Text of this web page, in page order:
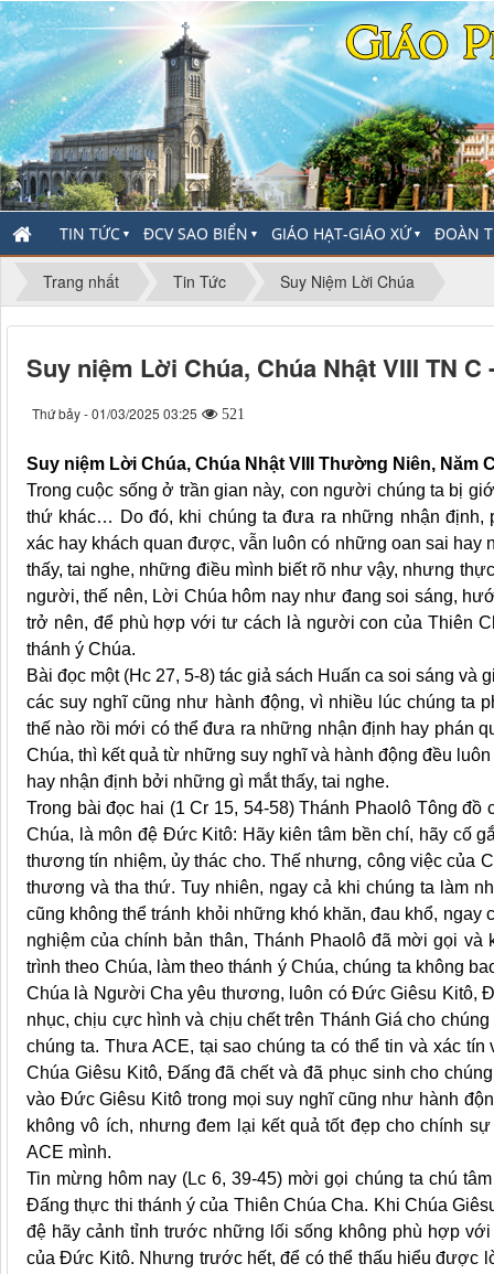
TIN TỨC ▼ ĐCV SAO BIỂN ▼ GIÁO HẠT-GIÁO XỨ▼ ĐOÀN
Trang nhất Tin Tức Suy Niệm Lời Chúa
Suy niệm Lời Chúa, Chúa Nhật VIII TN C
Thứ bảy - 01/03/2025 03:25 521
Suy niệm Lời Chúa, Chúa Nhật VIII Thường Niên, Năm
Trong cuộc sống ở trần gian này, con người chúng ta bị
thứ khác… Do đó, khi chúng ta đưa ra những nhận định,
xác hay khách quan được, vẫn luôn có những oan sai
thấy, tai nghe, những điều mình biết rõ như vậy, nhưng
người, thế nên, Lời Chúa hôm nay như đang soi sáng,
trở nên, để phù hợp với tư cách là người con của Thiên
thánh ý Chúa.
Bài đọc một (Hc 27, 5-8) tác giả sách Huấn ca soi sáng và
các suy nghĩ cũng như hành động, vì nhiều lúc chúng ta
thế nào rồi mới có thể đưa ra những nhận định hay phán
Chúa, thì kết quả từ những suy nghĩ và hành động đều
hay nhận định bởi những gì mắt thấy, tai nghe.
Trong bài đọc hai (1 Cr 15, 54-58) Thánh Phaolô Tông
Chúa, là môn đệ Đức Kitô: Hãy kiên tâm bền chí, hãy cố
thương tín nhiệm, ủy thác cho. Thế nhưng, công việc của
thương và tha thứ. Tuy nhiên, ngay cả khi chúng ta làm
cũng không thể tránh khỏi những khó khăn, đau khổ,
nghiệm của chính bản thân, Thánh Phaolô đã mời gọi
trình theo Chúa, làm theo thánh ý Chúa, chúng ta không
Chúa là Người Cha yêu thương, luôn có Đức Giêsu Kitô,
nhục, chịu cực hình và chịu chết trên Thánh Giá cho
chúng ta. Thưa ACE, tại sao chúng ta có thể tin và xác
Chúa Giêsu Kitô, Đấng đã chết và đã phục sinh cho
vào Đức Giêsu Kitô trong mọi suy nghĩ cũng như hành
không vô ích, nhưng đem lại kết quả tốt đẹp cho chính
ACE mình.
Tin mừng hôm nay (Lc 6, 39-45) mời gọi chúng ta chú
Đấng thực thi thánh ý của Thiên Chúa Cha. Khi Chúa
đệ hãy cảnh tỉnh trước những lối sống không phù hợp
của Đức Kitô. Nhưng trước hết, để có thể thấu hiểu được